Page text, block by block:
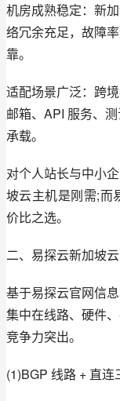
机房成熟稳定：新
络冗余充足，故障
靠。
适配场景广泛：跨
邮箱、API 服务、
承载。
对个人站长与中小
坡云主机是刚需;而
价比之选。
二、易探云新加坡
基于易探云官网信
集中在线路、硬件
竞争力突出。
(1)BGP 线路 + 直